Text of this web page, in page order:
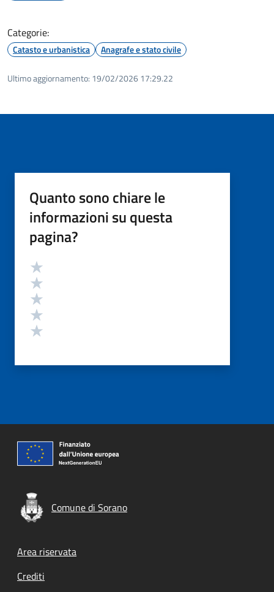
Categorie:
Catasto e urbanistica Anagrafe e stato civile
Ultimo aggiornamento: 19/02/2026 17:29.22
Quanto sono chiare le
informazioni su questa
pagina?
Valutazione
Comune di Sorano
Footer menu
Area riservata
Crediti